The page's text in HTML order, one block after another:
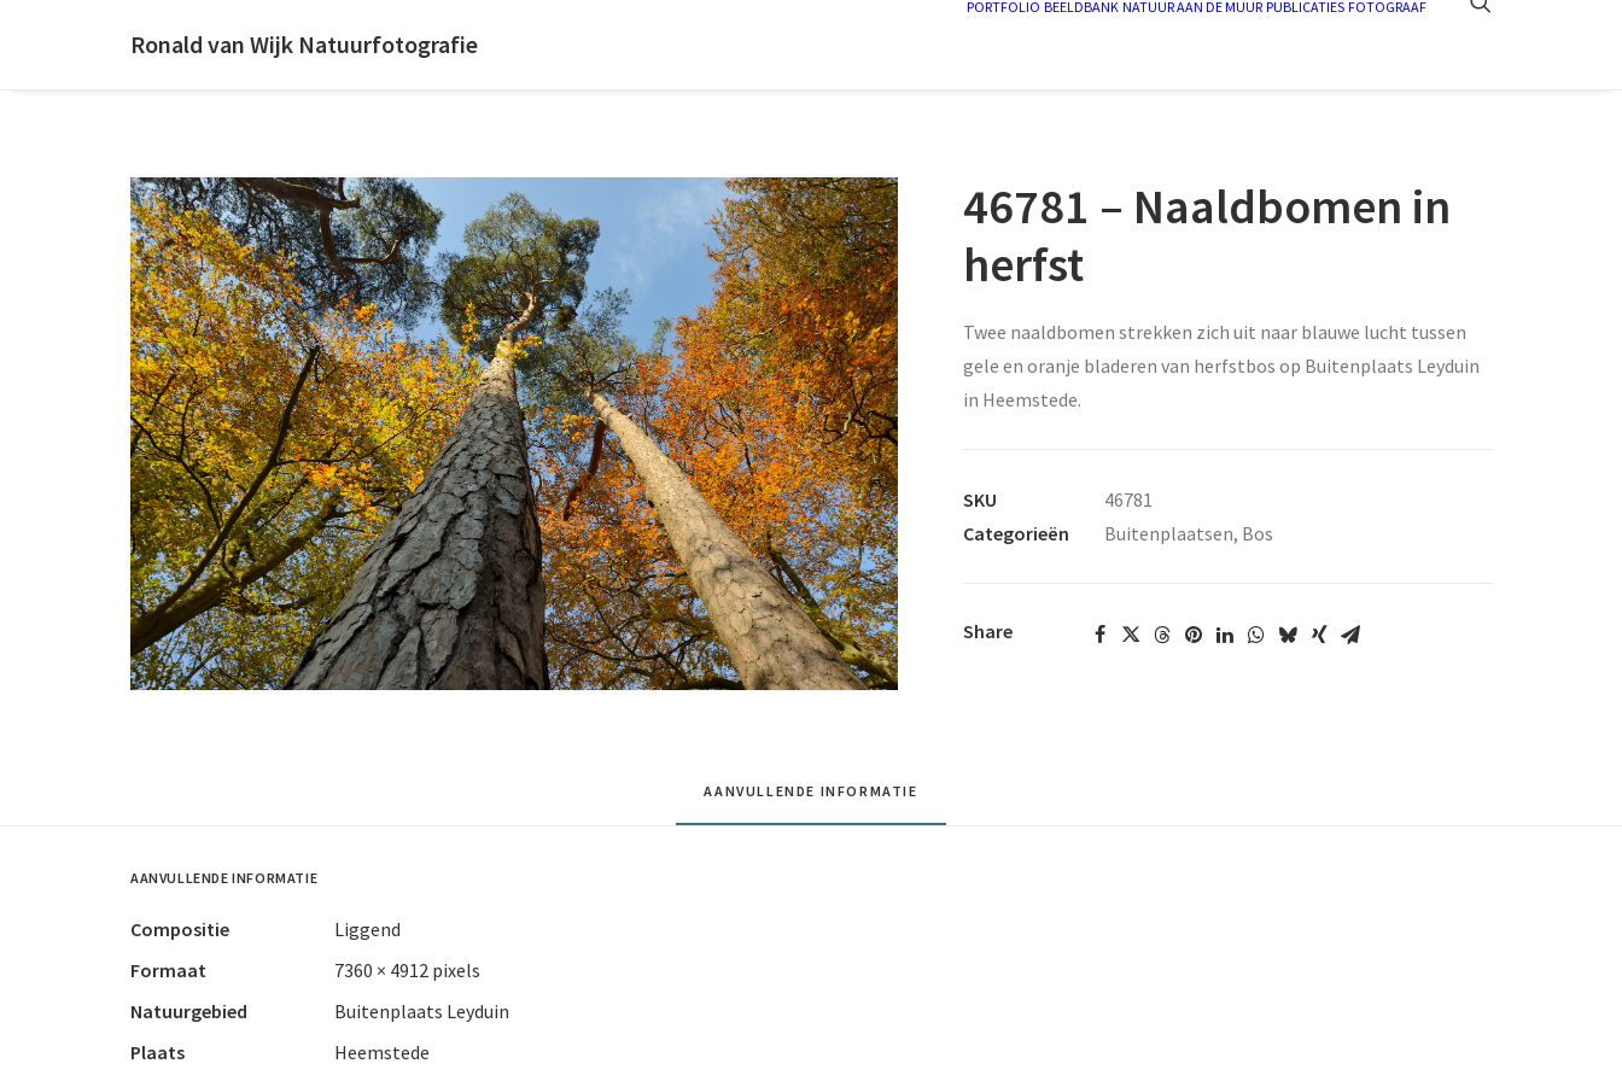
Ronald van Wijk Natuurfotografie
PORTFOLIO BEELDBANK NATUUR AAN DE MUUR PUBLICATIES FOTOGRAAF
46781 – Naaldbomen in
herfst
Twee naaldbomen strekken zich uit naar blauwe lucht tussen
gele en oranje bladeren van herfstbos op Buitenplaats Leyduin
in Heemstede.
SKU
46781
Categorieën
Buitenplaatsen, Bos
Share
AANVULLENDE INFORMATIE
AANVULLENDE INFORMATIE
Compositie
Liggend
Formaat
7360 × 4912 pixels
Natuurgebied
Buitenplaats Leyduin
Plaats
Heemstede